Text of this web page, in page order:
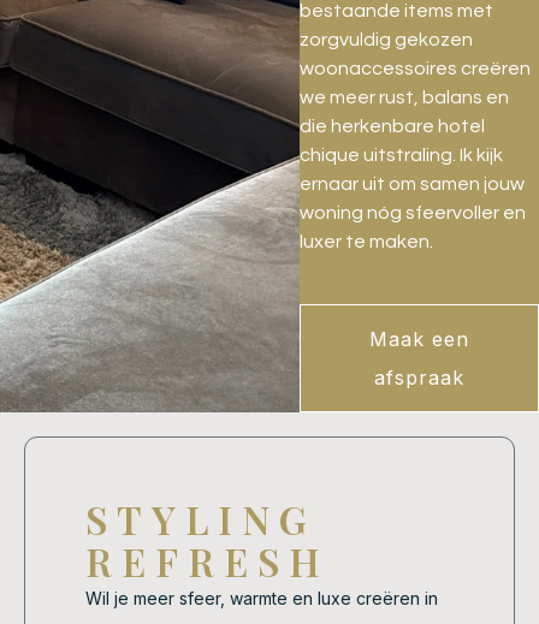
bestaande items met
zorgvuldig gekozen
woonaccessoires creëren
we meer rust, balans en
die herkenbare hotel
chique uitstraling. Ik kijk
ernaar uit om samen jouw
woning nóg sfeervoller en
luxer te maken.
Maak een
afspraak
STYLING
REFRESH
Wil je meer sfeer, warmte en luxe creëren in